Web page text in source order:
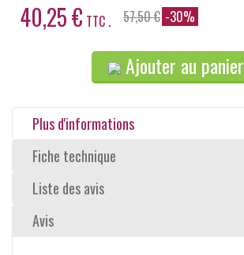
40,25 € TTC . 57,50 € -30%
Ajouter au panier
Plus d'informations
Fiche technique
Liste des avis
Avis